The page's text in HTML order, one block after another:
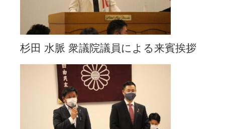
杉田 水脈 衆議院議員による来賓挨拶